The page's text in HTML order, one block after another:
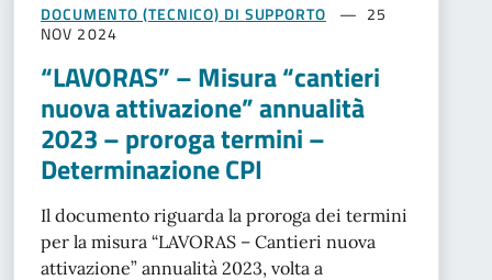
DOCUMENTO (TECNICO) DI SUPPORTO
25
NOV 2024
“LAVORAS” – Misura “cantieri
nuova attivazione” annualità
2023 – proroga termini –
Determinazione CPI
Il documento riguarda la proroga dei termini
per la misura “LAVORAS – Cantieri nuova
attivazione” annualità 2023, volta a